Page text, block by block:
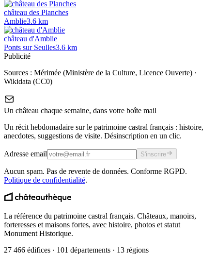
château des Planches
Amblie3.6 km
château d'Amblie
Ponts sur Seulles3.6 km
Publicité
Sources : Mérimée (Ministère de la Culture, Licence Ouverte) ·
Wikidata (CC0)
Un château chaque semaine, dans votre boîte mail
Un récit hebdomadaire sur le patrimoine castral français : histoire,
anecdotes, suggestions de visite. Désinscription en un clic.
Adresse email S'inscrire
Aucun spam. Pas de revente de données. Conforme RGPD.
Politique de confidentialité.
La référence du patrimoine castral français. Châteaux, manoirs,
forteresses et maisons fortes, avec histoire, photos et statut
Monument Historique.
27 466 édifices · 101 départements · 13 régions